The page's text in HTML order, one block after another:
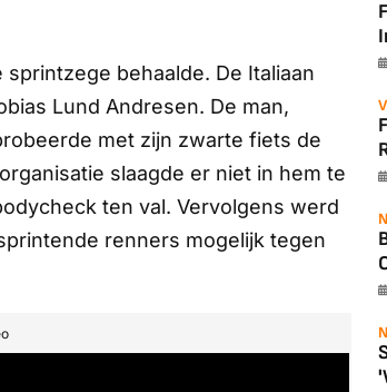
behaalde. De Italiaan
Lund Andresen. De man,
met zijn zwarte fiets de
slaagde er niet in hem te
ten val. Vervolgens werd
renners mogelijk tegen